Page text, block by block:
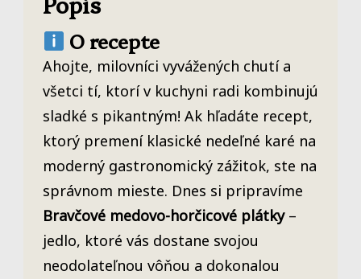
O recepte
Ahojte, milovníci vyvážených chutí a
všetci tí, ktorí v kuchyni radi kombinujú
sladké s pikantným! Ak hľadáte recept,
ktorý premení klasické nedeľné karé na
moderný gastronomický zážitok, ste na
správnom mieste. Dnes si pripravíme
Bravčové medovo-horčicové plátky–
jedlo, ktoré vás dostane svojou
neodolateľnou vôňou a dokonalou